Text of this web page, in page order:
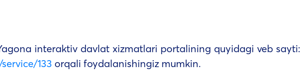
interaktiv davlat xizmatlari portalining quyidagi veb sayti:
133 orqali foydalanishingiz mumkin.